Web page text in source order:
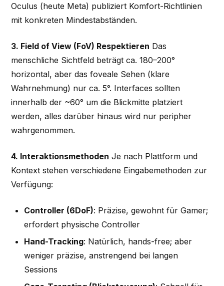
Oculus (heute Meta) publiziert Komfort-Richtlinien
mit konkreten Mindestabständen.
3. Field of View (FoV) Respektieren Das
menschliche Sichtfeld beträgt ca. 180–200°
horizontal, aber das foveale Sehen (klare
Wahrnehmung) nur ca. 5°. Interfaces sollten
innerhalb der ~60° um die Blickmitte platziert
werden, alles darüber hinaus wird nur peripher
wahrgenommen.
4. Interaktionsmethoden Je nach Plattform und
Kontext stehen verschiedene Eingabemethoden zur
Verfügung:
Controller (6DoF): Präzise, gewohnt für Gamer;
erfordert physische Controller
Hand-Tracking: Natürlich, hands-free; aber
weniger präzise, anstrengend bei langen
Sessions